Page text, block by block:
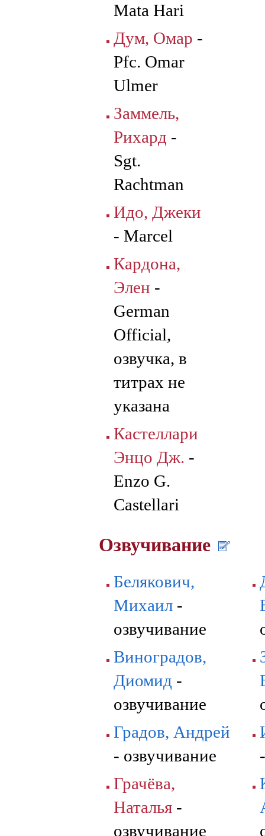
Mata Hari
Дум, Омар -
Pfc. Omar
Ulmer
Заммель,
Рихард -
Sgt.
Rachtman
Идо, Джеки
- Marcel
Кардона,
Элен -
German
Official,
озвучка, в
титрах не
указана
Кастеллари
Энцо Дж. -
Enzo G.
Castellari
Озвучивание
Белякович,
Михаил -
озвучивание
Виноградов,
Диомид -
озвучивание
Градов, Андрей
- озвучивание
Грачёва,
Наталья -
озвучивание